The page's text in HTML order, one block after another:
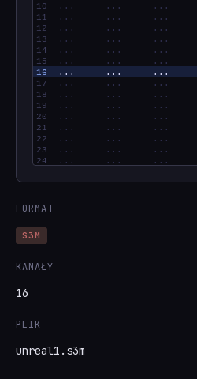
FORMAT
S3M
KANAŁY
16
PLIK
unreal1.s3m